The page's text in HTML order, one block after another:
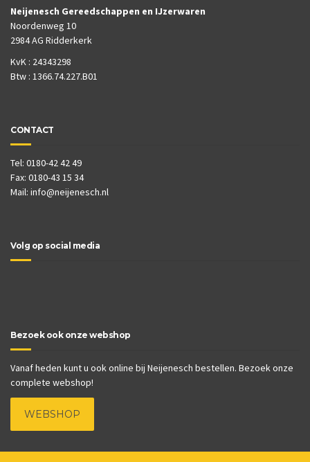
Neijenesch Gereedschappen en IJzerwaren
Noordenweg 10
2984 AG Ridderkerk
KvK : 24343298
Btw : 1366.74.227.B01
CONTACT
Tel: 0180-42 42 49
Fax: 0180-43 15 34
Mail: info@neijenesch.nl
Volg op social media
Bezoek ook onze webshop
Vanaf heden kunt u ook online bij Neijenesch bestellen. Bezoek onze
complete webshop!
WEBSHOP